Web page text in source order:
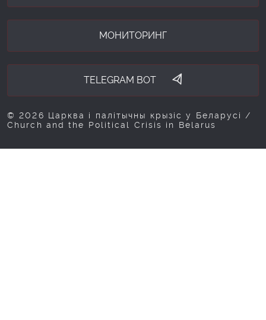
МОНИТОРИНГ
TELEGRAM BOT
© 2026 Царква і палітычны крызіс у Беларусі /
Church and the Political Crisis in Belarus